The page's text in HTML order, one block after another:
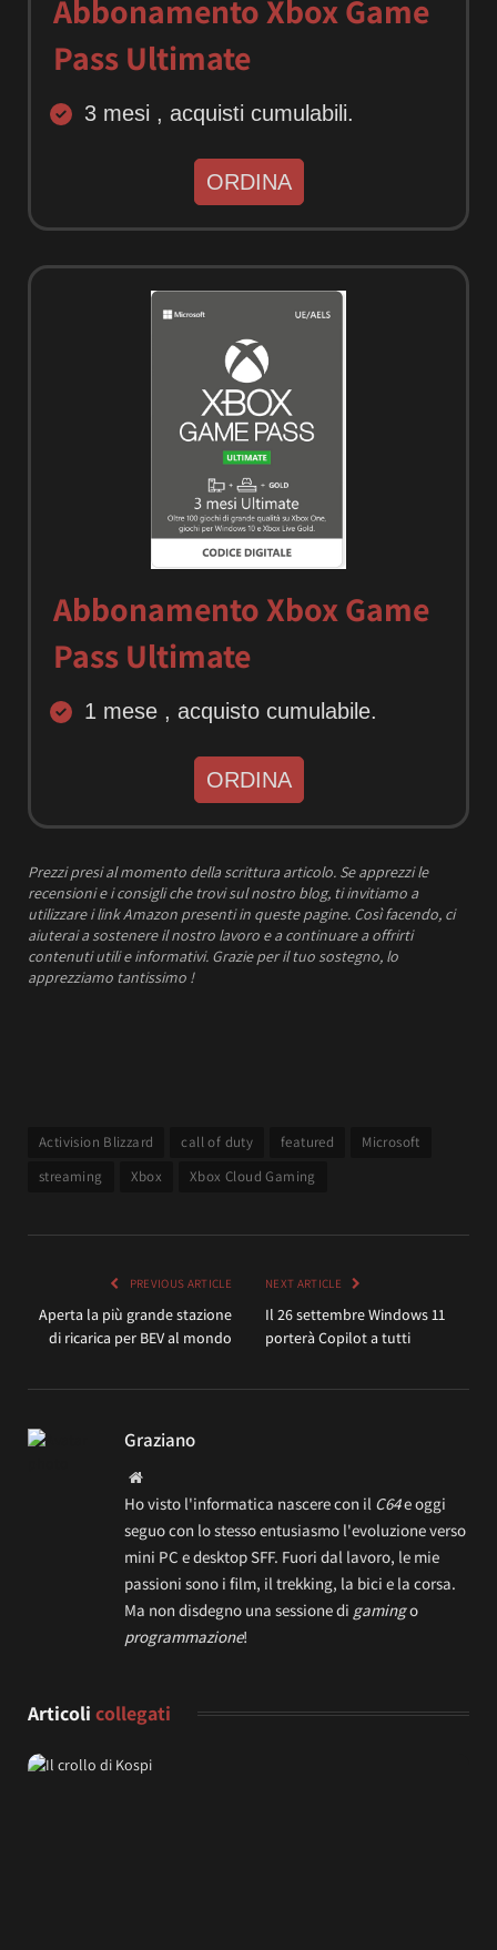
Abbonamento Xbox Game
Pass Ultimate
3 mesi , acquisti cumulabili.
ORDINA
Abbonamento Xbox Game
Pass Ultimate
1 mese , acquisto cumulabile.
ORDINA
Prezzi presi al momento della scrittura articolo. Se apprezzi le
recensioni e i consigli che trovi sul nostro blog, ti invitiamo a
utilizzare i link Amazon presenti in queste pagine. Così facendo, ci
aiuterai a sostenere il nostro lavoro e a continuare a offrirti
contenuti utili e informativi. Grazie per il tuo sostegno, lo
apprezziamo tantissimo !
Activision Blizzard call of duty featured
Microsoft
streaming
Xbox Xbox Cloud Gaming
PREVIOUS ARTICLE
Aperta la più grande stazione
di ricarica per BEV al mondo
NEXT ARTICLE
Il 26 settembre Windows 11
porterà Copilot a tutti
Graziano
Website
Ho visto l'informatica nascere con il C64e oggi
seguo con lo stesso entusiasmo l'evoluzione verso
mini PC e desktop SFF. Fuori dal lavoro, le mie
passioni sono i film, il trekking, la bici e la corsa.
Ma non disdegno una sessione di gamingo
programmazione!
Articoli collegati